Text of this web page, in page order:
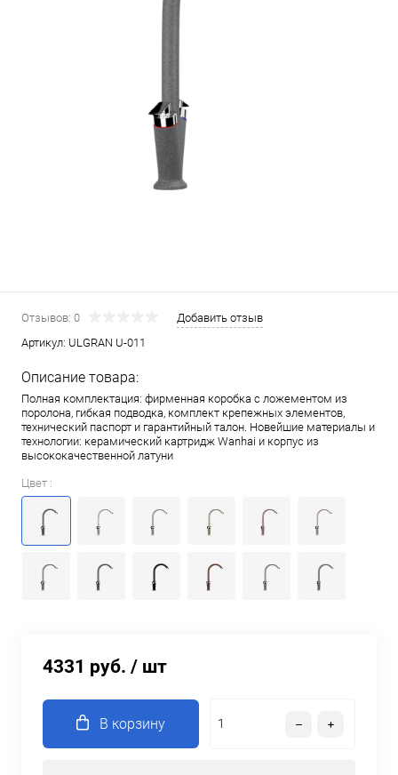
Отзывов: 0
Добавить отзыв
Артикул: ULGRAN U-011
Описание товара:
Полная комплектация: фирменная коробка с ложементом из
поролона, гибкая подводка, комплект крепежных элементов,
технический паспорт и гарантийный талон. Новейшие материалы и
технологии: керамический картридж Wanhai и корпус из
высококачественной латуни
Цвет :
4331 руб. / шт
В корзину